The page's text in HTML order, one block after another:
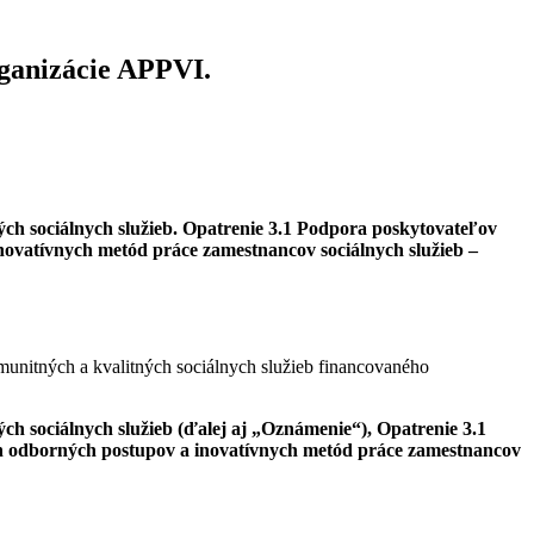
APPVI.
sociálnych služieb. Opatrenie 3.1 Podpora poskytovateľov
metód práce zamestnancov sociálnych služieb–
a kvalitných sociálnych služieb financovaného
sociálnych služieb (ďalej aj „Oznámenie“), Opatrenie 3.1
postupov a inovatívnych metód práce zamestnancov